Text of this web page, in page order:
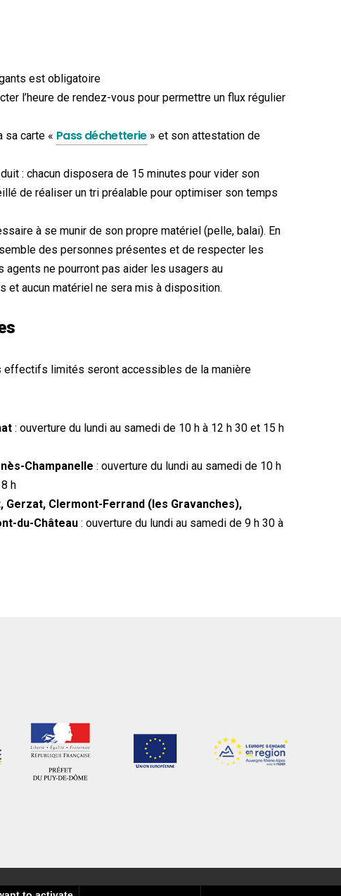
est obligatoire
l’heure de rendez-vous pour permettre un flux régulier
sa carte « Pass déchetterie» et son attestation de
: chacun disposera de 15 minutes pour vider son
de réaliser un tri préalable pour optimiser son temps
à se munir de son propre matériel (pelle, balai). En
des personnes présentes et de respecter les
agents ne pourront pas aider les usagers au
et aucun matériel ne sera mis à disposition.
effectifs limités seront accessibles de la manière
: ouverture du lundi au samedi de 10 h à 12 h 30 et 15 h
Champanelle : ouverture du lundi au samedi de 10 h
h
Gerzat, Clermont-Ferrand (les Gravanches),
du-Château : ouverture du lundi au samedi de 9 h 30 à